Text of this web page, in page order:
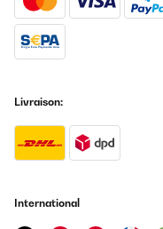
Livraison:
International